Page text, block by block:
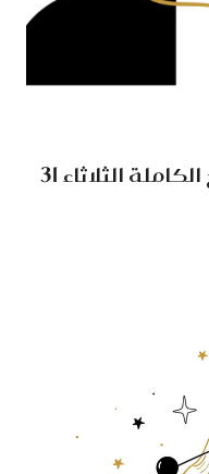
حظكِ اليوم وتوقعات الأبراج الكاملة الثلاثاء 31